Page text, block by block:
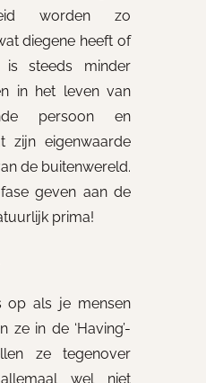
worden zo
diegene heeft of
is steeds minder
in het leven van
persoon en
zijn eigenwaarde
de buitenwereld.
geven aan de
prima!
op als je mensen
ze in de ‘Having’-
ze tegenover
wel niet